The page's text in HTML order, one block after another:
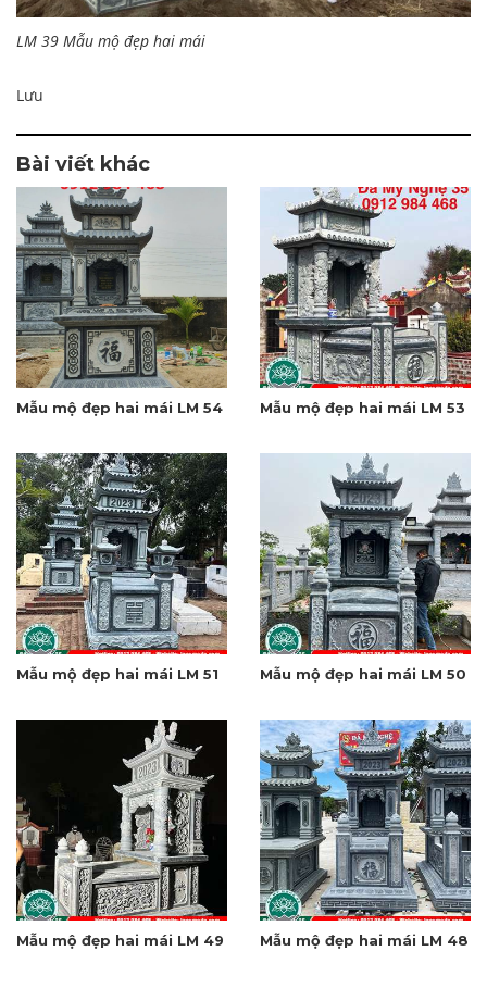
LM 39 Mẫu mộ đẹp hai mái
Lưu
Bài viết khác
Mẫu mộ đẹp hai mái LM 54 Mẫu mộ đẹp hai mái LM 53
Mẫu mộ đẹp hai mái LM 51 Mẫu mộ đẹp hai mái LM 50
Mẫu mộ đẹp hai mái LM 49 Mẫu mộ đẹp hai mái LM 48